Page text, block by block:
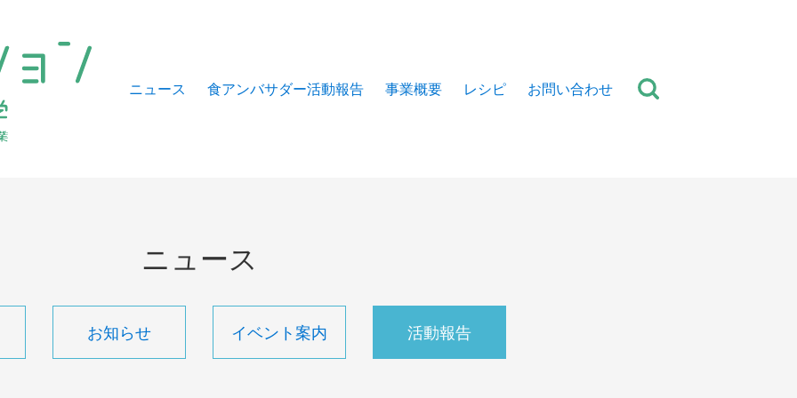
ニュース 食アンバサダー活動報告 事業概要 レシピ お問い合わせ
ニュース
お知らせ イベント案内 活動報告